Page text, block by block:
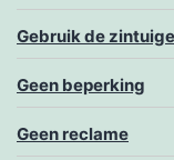
Gebruik de
Geen beperking
Geen reclame